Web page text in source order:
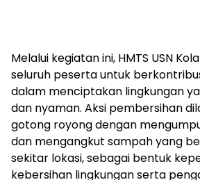
Melalui kegiatan ini, HMTS USN
seluruh peserta untuk
dalam menciptakan lingkungan
dan nyaman. Aksi pembersihan
gotong royong dengan
dan mengangkut sampah yang
sekitar lokasi, sebagai bentuk
kebersihan lingkungan serta